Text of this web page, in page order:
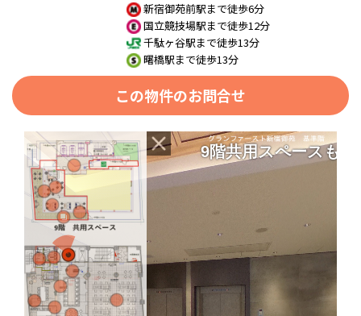
新宿御苑前駅まで徒歩6分
国立競技場駅まで徒歩12分
千駄ヶ谷駅まで徒歩13分
曙橋駅まで徒歩13分
この物件のお問合せ